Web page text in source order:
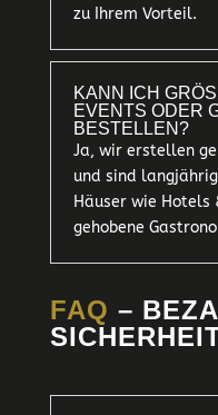
zu Ihrem Vorteil.
KANN ICH
VENTS ODER
ESTELLEN?
Ja, wir erstellen
und sind
Häuser wie Hotels
gehobene
FAQ –